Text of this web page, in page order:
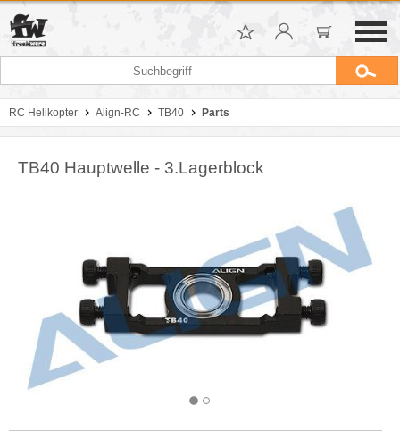
RC Helikopter Align-RC TB40 Parts
TB40 Hauptwelle - 3.Lagerblock